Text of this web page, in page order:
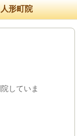
形町院
していま